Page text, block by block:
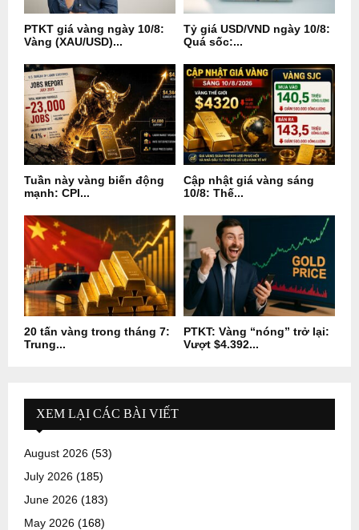
PTKT giá vàng ngày 10/8:
Vàng (XAU/USD)...
Tỷ giá USD/VND ngày 10/8:
Quá sốc:...
Tuần này vàng biến động
mạnh: CPI...
Cập nhật giá vàng sáng
10/8: Thế...
20 tấn vàng trong tháng 7:
Trung...
PTKT: Vàng “nóng” trở lại:
Vượt $4.392...
XEM LẠI CÁC BÀI VIẾT
August 2026 (53)
July 2026 (185)
June 2026 (183)
May 2026 (168)